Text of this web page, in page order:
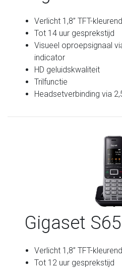
Verlicht 1,8” TFT-
Tot 14 uur gesprekstijd
Visueel oproepsignaal
indicator
HD geluidskwaliteit
Trilfunctie
Headsetverbinding via
Gigaset
Verlicht 1,8” TFT-
Tot 12 uur gesprekstijd